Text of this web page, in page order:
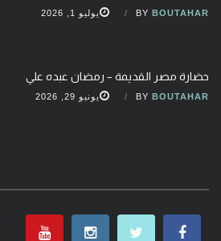
BY BOUTAHAR يوليو 1, 2026
حضارة مصر القديمة – رمضان عبده علي
BY BOUTAHAR يونيو 29, 2026